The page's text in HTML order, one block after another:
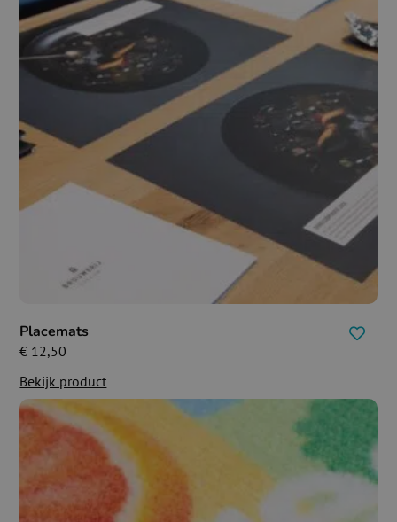
Placemats
€ 12,50
Bekijk product